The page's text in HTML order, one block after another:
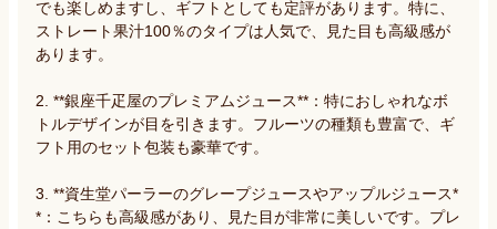
でも楽しめますし、ギフトとしても定評があります。特に、
ストレート果汁100％のタイプは人気で、見た目も高級感が
あります。
2. **銀座千疋屋のプレミアムジュース**：特におしゃれなボ
トルデザインが目を引きます。フルーツの種類も豊富で、ギ
フト用のセット包装も豪華です。
3. **資生堂パーラーのグレープジュースやアップルジュース*
*：こちらも高級感があり、見た目が非常に美しいです。プレ